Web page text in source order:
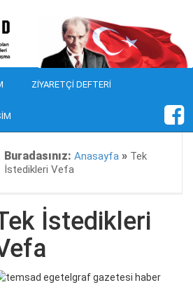
ZIYARETÇI DEFTERI
Buradasınız:Anasayfa » Tek
İstedikleri Vefa
İstedikleri